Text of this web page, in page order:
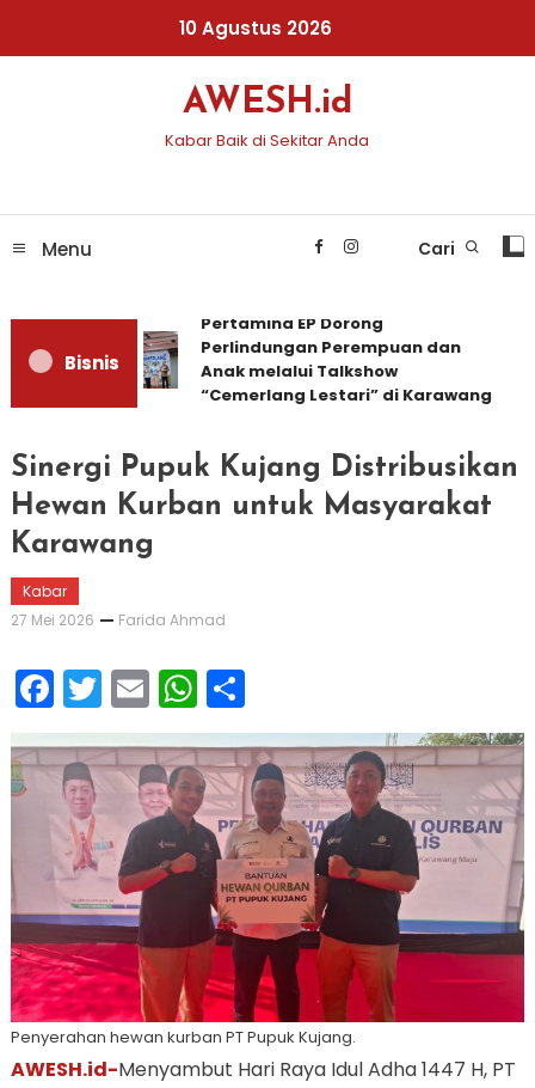
10 Agustus 2026
AWESH.id
Kabar Baik di Sekitar Anda
Menu Cari
Bisnis
Pertamina EP Dorong
Perlindungan Perempuan dan
Anak melalui Talkshow
“Cemerlang Lestari” di Karawang
Sinergi Pupuk Kujang Distribusikan
Hewan Kurban untuk Masyarakat
Karawang
Kabar
27 Mei 2026
Farida Ahmad
Facebook
Twitter
EmailWhatsApp
Share
Penyerahan hewan kurban PT Pupuk Kujang.
AWESH.id-Menyambut Hari Raya Idul Adha 1447 H, PT